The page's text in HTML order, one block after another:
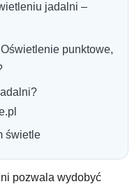
jadalni –
punktowe,
świetle
pozwala wydobyć